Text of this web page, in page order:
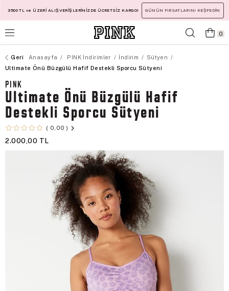
3500 TL ve ÜZERİ ALIŞVERİŞLERİNİZDE ÜCRETSİZ KARGO! GÜNÜN FIRSATLARINI KEŞFEDİN
0
Anasayfa PINK İndirimler İndirim
Sütyen
Ultimate Önü Büzgülü Hafif Destekli Sporcu Sütyeni
PINK
Ultimate Önü Büzgülü Hafif
Destekli Sporcu Sütyeni
0,00
2.000,00 TL